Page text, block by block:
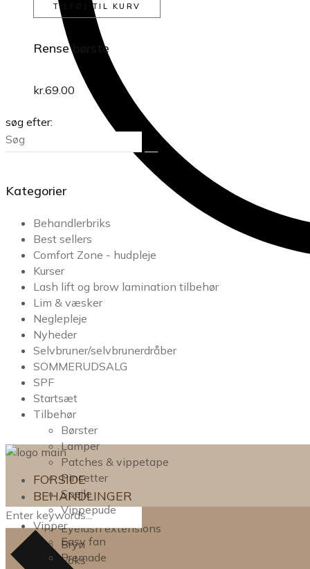
FORSIDE
BEHANDLINGER
Lash lift
Eyelash extensions
Bryn
Voks
TILFØJ TIL KURV
Rense børste
kr.69.00
søg efter:
Kategorier
Behandlerbriks
Best sellers
Comfort Zone - hudpleje
Kurser
Lash lift og brow lamination tilbehør
Lim & væsker
Neglepleje
Nyheder
Selvbruner/selvbrunerdråber
SOMMERUDSALG
SPF
Startsæt
Tilbehør
Børster
Lamper
Patches & vippetape
Pincetter
Spejle
Vippepude
Vipper
Easy fan
Premade